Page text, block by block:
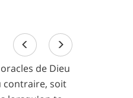
de Dieu
contraire, soit